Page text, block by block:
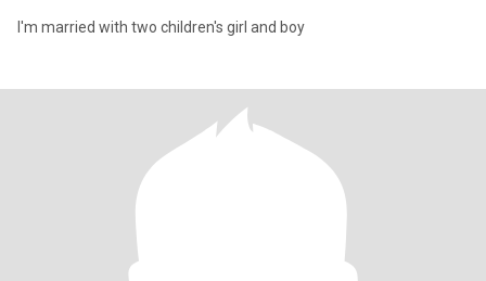
I'm married with two children's girl and boy